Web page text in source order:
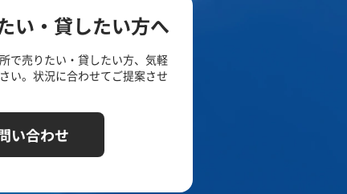
い・貸したい方へ
で売りたい・貸したい方、気軽
い。状況に合わせてご提案させ
い合わせ